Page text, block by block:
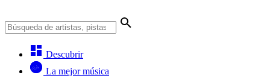
Descubrir
La mejor música